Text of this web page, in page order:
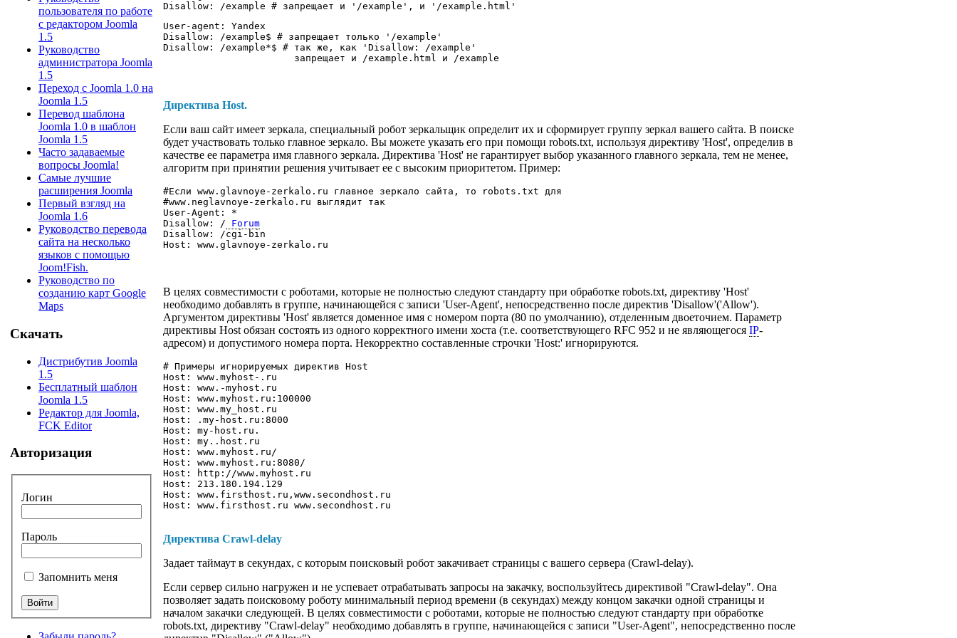
пользователя по работе
с редактором Joomla
1.5
Руководство
администратора Joomla
1.5
Переход с Joomla 1.0 на
Joomla 1.5
Перевод шаблона
Joomla 1.0 в шаблон
Joomla 1.5
Часто задаваемые
вопросы Joomla!
Самые лучшие
расширения Joomla
Первый взгляд на
Joomla 1.6
Руководство перевода
сайта на несколько
языков с помощью
Joom!Fish.
Руководство по
созданию карт Google
Maps
Скачать
Дистрибутив Joomla
1.5
Бесплатный шаблон
Joomla 1.5
Редактор для Joomla,
FCK Editor
Авторизация
Логин
Пароль
Запомнить меня
User-agent: Yandex
Disallow: /example$ # запрещает только '/example'
Disallow: /example*$ # так же, как 'Disallow: /example'
Директива Host.
Если ваш сайт имеет зеркала, специальный робот зеркальщик определит их и сформирует группу зеркал вашего сайта. В поиске
будет участвовать только главное зеркало. Вы можете указать его при помощи robots.txt, используя директиву 'Host', определив в
качестве ее параметра имя главного зеркала. Директива 'Host' не гарантирует выбор указанного главного зеркала, тем не менее,
алгоритм при принятии решения учитывает ее с высоким приоритетом. Пример:
#Если www.glavnoye-zerkalo.ru главное зеркало сайта, то robots.txt для
#www.neglavnoye-zerkalo.ru выглядит так
User-Agent: *
Disallow: / Forum
Disallow: /cgi-bin
В целях совместимости с роботами, которые не полностью следуют стандарту при обработке robots.txt, директиву 'Host'
необходимо добавлять в группе, начинающейся с записи 'User-Agent', непосредственно после директив 'Disallow'('Allow').
Аргументом директивы 'Host' является доменное имя с номером порта (80 по умолчанию), отделенным двоеточием. Параметр
директивы Host обязан состоять из одного корректного имени хоста (т.е. соответствующего RFC 952 и не являющегося IP-
адресом) и допустимого номера порта. Некорректно составленные строчки 'Host:' игнорируются.
# Примеры игнорируемых директив Host
Host: www.myhost-.ru
Host: www.-myhost.ru
Host: www.myhost.ru:100000
Host: www.my_host.ru
Host: .my-host.ru:8000
Host: my-host.ru.
Host: my..host.ru
Host: www.myhost.ru/
Host: www.myhost.ru:8080/
Host: http://www.myhost.ru
Host: 213.180.194.129
Host: www.firsthost.ru,www.secondhost.ru
Директива Crawl-delay
Задает таймаут в секундах, с которым поисковый робот закачивает страницы с вашего сервера (Crawl-delay).
Если сервер сильно нагружен и не успевает отрабатывать запросы на закачку, воспользуйтесь директивой "Crawl-delay". Она
позволяет задать поисковому роботу минимальный период времени (в секундах) между концом закачки одной страницы и
началом закачки следующей. В целях совместимости с роботами, которые не полностью следуют стандарту при обработке
robots.txt, директиву "Crawl-delay" необходимо добавлять в группе, начинающейся с записи "User-Agent", непосредственно после